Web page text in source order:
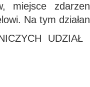
miejsce
Na tym